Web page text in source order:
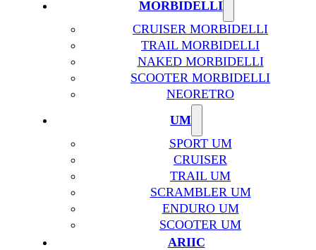
MORBIDELLI
CRUISER MORBIDELLI
TRAIL MORBIDELLI
NAKED MORBIDELLI
SCOOTER MORBIDELLI
NEORETRO
UM
SPORT UM
CRUISER
TRAIL UM
SCRAMBLER UM
ENDURO UM
SCOOTER UM
ARIIC